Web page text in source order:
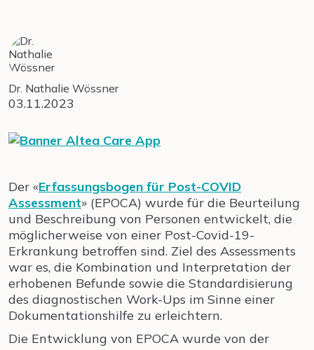
Dr. Nathalie Wössner
03.11.2023
Der «Erfassungsbogen für Post-COVID
Assessment» (EPOCA) wurde für die Beurteilung
und Beschreibung von Personen entwickelt, die
möglicherweise von einer Post-Covid-19-
Erkrankung betroffen sind. Ziel des Assessments
war es, die Kombination und Interpretation der
erhobenen Befunde sowie die Standardisierung
des diagnostischen Work-Ups im Sinne einer
Dokumentationshilfe zu erleichtern.
Die Entwicklung von EPOCA wurde von der